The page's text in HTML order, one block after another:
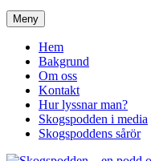
Meny
Hem
Bakgrund
Om oss
Kontakt
Hur lyssnar man?
Skogspodden i media
Skogspoddens sårör